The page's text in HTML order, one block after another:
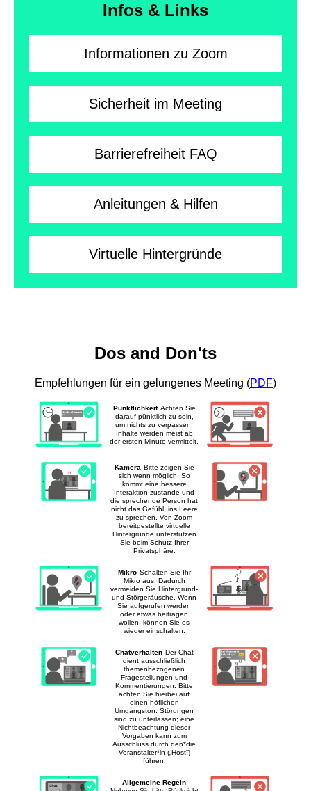
Infos & Links
Informationen zu Zoom
Sicherheit im Meeting
Barrierefreiheit FAQF
A
Q
Anleitungen & Hilfen
Virtuelle Hintergründe
Dos and Don'tsWas
tun
und
was
man
nicht
tun
Empfehlungen für ein gelungenes Meeting (PDF)
Pünktlichkeit Achten Sie
darauf pünktlich zu sein,
um nichts zu verpassen.
Inhalte werden meist ab
der ersten Minute vermittelt.
Kamera Bitte zeigen Sie
sich wenn möglich. So
kommt eine bessere
Interaktion zustande und
die sprechende Person hat
nicht das Gefühl, ins Leere
zu sprechen. Von Zoom
bereitgestellte virtuelle
Hintergründe unterstützen
Sie beim Schutz Ihrer
Privatsphäre.
Mikro Schalten Sie Ihr
Mikro aus. Dadurch
vermeiden Sie Hintergrund-
und Störgeräusche. Wenn
Sie aufgerufen werden
oder etwas beitragen
wollen, können Sie es
wieder einschalten.
Chatverhalten Der Chat
dient ausschließlich
themenbezogenen
Fragestellungen und
Kommentierungen. Bitte
achten Sie hierbei auf
einen höflichen
Umgangston. Störungen
sind zu unterlassen; eine
Nichtbeachtung dieser
Vorgaben kann zum
Ausschluss durch den*die
Veranstalter*in („Host“)
führen.
Allgemeine Regeln